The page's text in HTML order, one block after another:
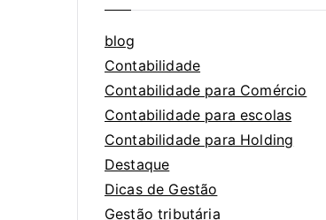
blog
Contabilidade
Contabilidade para Comércio
Contabilidade para escolas
Contabilidade para Holding
Destaque
Dicas de Gestão
Gestão tributária